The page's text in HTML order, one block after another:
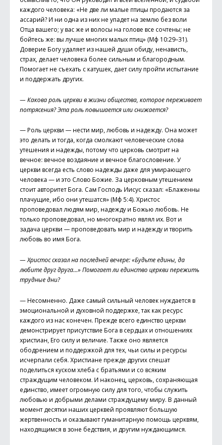
каждого человека: «Не две ли малые птицы продаются за
ассарий? И ни одна из них не упадет на землю без воли
Отца вашего; у вас же и волосы на голове все сочтены; не
бойтесь же: вы лучше многих малых птиц» (Мф 10:29–31).
Доверие Богу удаляет из нашей души обиду, ненависть,
страх, делает человека более сильным и благородным.
Помогает не съехать с катушек, дает силу пройти испытание
и поддержать других.
— Какова роль церкви в жизни общества, которое переживает
потрясения? Эта роль повышается или снижается?
— Роль церкви — нести мир, любовь и надежду. Она может
это делать и тогда, когда смолкают человеческие слова
утешения и надежды, потому что церковь смотрит на
вечное: вечное воздаяние и вечное благословение. У
церкви всегда есть слово надежды даже для умирающего
человека — и это Слово Божие. За церковным утешением
стоит авторитет Бога. Сам Господь Иисус сказал: «Блаженны
плачущие, ибо они утешатся» (Мф 5:4). Христос
проповедовал людям мир, надежду и Божью любовь. Не
только проповедовал, но многократно являл их. Вот и
задача церкви — проповедовать мир и надежду и творить
любовь во имя Бога.
— Христос сказал на последней вечере: «Будьте едины, да
любите друг друга…» Помогает ли единство церкви пережить
трудные дни?
— Несомненно. Даже самый сильный человек нуждается в
эмоциональной и духовной поддержке, так как ресурс
каждого из нас конечен. Прежде всего единство церкви
демонстрирует присутствие Бога в сердцах и отношениях
христиан, Его силу и величие. Также оно является
ободрением и поддержкой для тех, чьи силы и ресурсы
исчерпали себя. Христиане прежде других спешат
поделиться куском хлеба с братьями и со всяким
страждущим человеком. И наконец, церковь, сохраняющая
единство, имеет огромную силу для того, чтобы служить
любовью и добрыми делами страждущему миру. В данный
момент десятки наших церквей проявляют большую
жертвенность и оказывают гуманитарную помощь церквям,
находящимся в зоне бедствия, и другим нуждающимся.